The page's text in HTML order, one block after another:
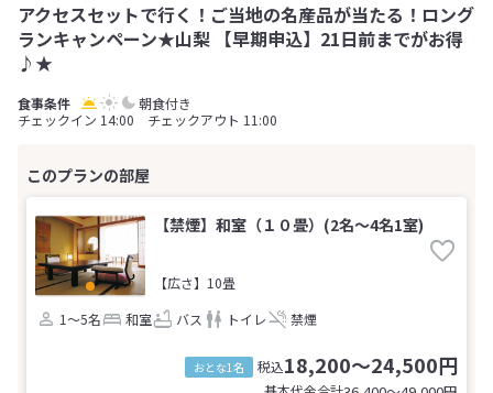
アクセスセットで行く！ご当地の名産品が当たる！ロング
ランキャンペーン★山梨 【早期申込】21日前までがお得
♪★
朝食付き
チェックイン 14:00 チェックアウト 11:00
【禁煙】和室（１０畳）(2名～4名1室)
【広さ】10畳
1～5名
和室 バス トイレ 禁煙
おとな1名 税込18,200～24,500円